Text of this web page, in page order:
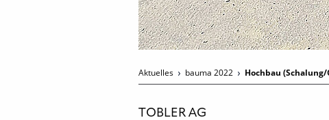
Aktuelles bauma 2022 Hochbau
TOBLER AG